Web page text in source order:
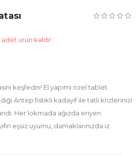
ürün kaldı!
keşfedin! El yapımı özel tablet
Antep fıstıklı kadayıf ile tatlı krizlerinizi
Her lokmada ağızda eriyen
eşsiz uyumu, damaklarınızda iz